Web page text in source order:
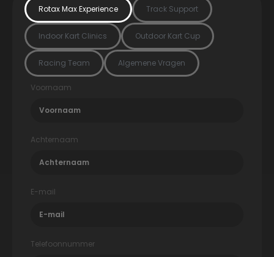
Rotax Max Experience Track Support
Indoor Kart Clinics Outdoor Kart Cup
Racing Team Algemene Vragen
Voornaam
Achternaam
E-mail
Telefoonnummer